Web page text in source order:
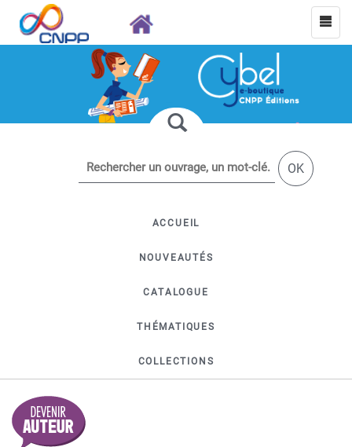
OK
ACCUEIL
NOUVEAUTÉS
CATALOGUE
THÉMATIQUES
COLLECTIONS